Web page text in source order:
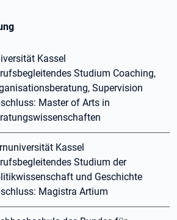
Kassel
Studium Coaching,
Supervision
Master of Arts in
Kassel
Studium der
und Geschichte
Magistra Artium